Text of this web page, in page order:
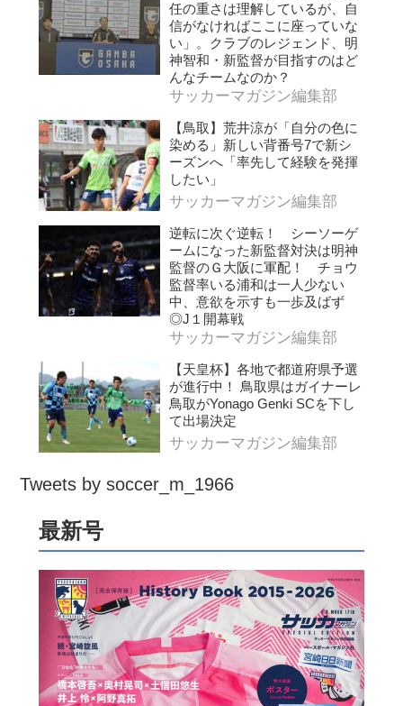
任の重さは理解しているが、自
信がなければここに座っていな
い」。クラブのレジェンド、明
神智和・新監督が目指すのはど
んなチームなのか？
サッカーマガジン編集部
【鳥取】荒井涼が「自分の色に
染める」新しい背番号7で新シ
ーズンへ「率先して経験を発揮
したい」
サッカーマガジン編集部
逆転に次ぐ逆転！ シーソーゲ
ームになった新監督対決は明神
監督のＧ大阪に軍配！ チョウ
監督率いる浦和は一人少ない
中、意欲を示すも一歩及ばず
◎J１開幕戦
サッカーマガジン編集部
【天皇杯】各地で都道府県予選
が進行中！ 鳥取県はガイナーレ
鳥取がYonago Genki SCを下し
て出場決定
サッカーマガジン編集部
Tweets by soccer_m_1966
最新号